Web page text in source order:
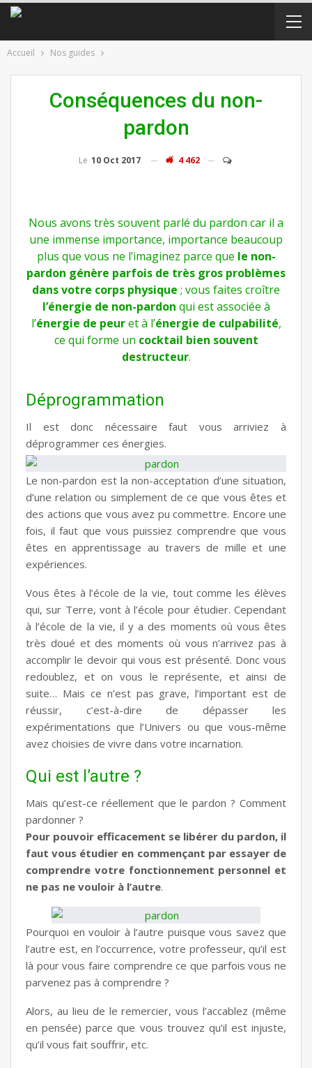
Accueil Nos guides
Conséquences du non-
pardon
Le 10 Oct 2017 4 462
Nous avons très souvent parlé du pardon car il a
une immense importance, importance beaucoup
plus que vous ne l’imaginez parce que le non-
pardon génère parfois de très gros problèmes
dans votre corps physique ; vous faites croître
l’énergie de non-pardon qui est associée à
l’énergie de peuret à l’énergie de culpabilité,
ce qui forme un cocktail bien souvent
destructeur.
Déprogrammation
Il est donc nécessaire faut vous arriviez à
déprogrammer ces énergies.
Le non-pardon est la non-acceptation d’une situation,
d’une relation ou simplement de ce que vous êtes et
des actions que vous avez pu commettre. Encore une
fois, il faut que vous puissiez comprendre que vous
êtes en apprentissage au travers de mille et une
expériences.
Vous êtes à l’école de la vie, tout comme les élèves
qui, sur Terre, vont à l’école pour étudier. Cependant
à l’école de la vie, il y a des moments où vous êtes
très doué et des moments où vous n’arrivez pas à
accomplir le devoir qui vous est présenté. Donc vous
redoublez, et on vous le représente, et ainsi de
suite… Mais ce n’est pas grave, l’important est de
réussir, c’est-à-dire de dépasser les
expérimentations que l’Univers ou que vous-même
avez choisies de vivre dans votre incarnation.
Qui est l’autre ?
Mais qu’est-ce réellement que le pardon ? Comment
pardonner ?
Pour pouvoir efficacement se libérer du pardon, il
faut vous étudier en commençant par essayer de
comprendre votre fonctionnement personnel et
ne pas ne vouloir à l’autre.
Pourquoi en vouloir à l’autre puisque vous savez que
l’autre est, en l’occurrence, votre professeur, qu’il est
là pour vous faire comprendre ce que parfois vous ne
parvenez pas à comprendre ?
Alors, au lieu de le remercier, vous l’accablez (même
en pensée) parce que vous trouvez qu’il est injuste,
qu’il vous fait souffrir, etc.